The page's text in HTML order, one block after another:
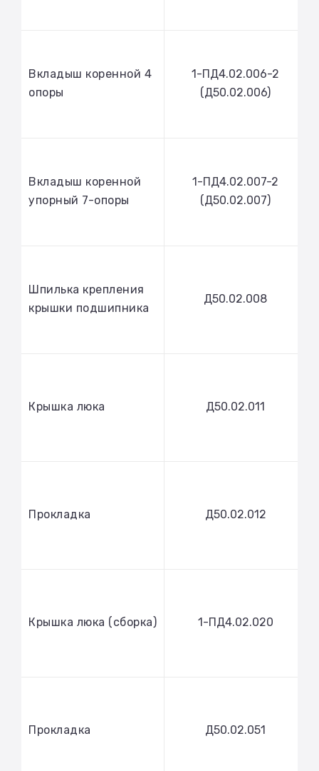
Вкладыш коренной 4
опоры
1-ПД4.02.006-2
(Д50.02.006)
Вкладыш коренной
упорный 7-опоры
1-ПД4.02.007-2
(Д50.02.007)
Шпилька крепления
крышки подшипника
Д50.02.008
Крышка люка Д50.02.011
Прокладка Д50.02.012
Крышка люка (сборка) 1-ПД4.02.020
Прокладка Д50.02.051